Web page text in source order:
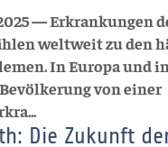
— Erkrankungen
weltweit zu den
In Europa und
von einer
Die Zukunft